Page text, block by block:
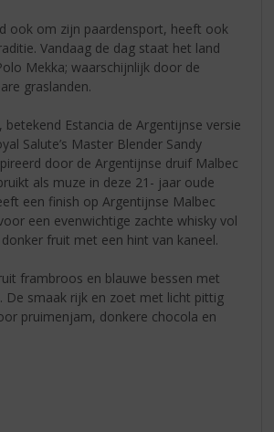
ook om zijn paardensport, heeft ook
Vandaag de dag staat het land
Mekka; waarschijnlijk door de
graslanden.
betekend Estancia de Argentijnse versie
Salute’s Master Blender Sandy
door de Argentijnse druif Malbec
als muze in deze 21- jaar oude
een finish op Argentijnse Malbec
een evenwichtige zachte whisky vol
fruit met een hint van kaneel.
frambroos en blauwe bessen met
De smaak rijk en zoet met licht pittig
pruimenjam, donkere chocola en